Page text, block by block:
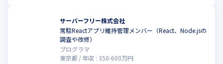
サーバーフリー株式会社
常駐Reactアプリ維持管理メンバー（React、Node.jsの
調査や改修）
プログラマ
東京都
年収 : 350-600万円